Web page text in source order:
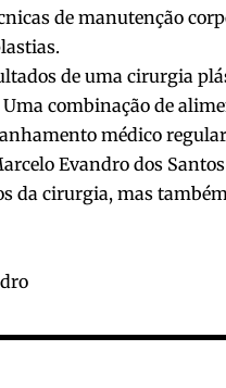
de manutenção
de uma cirurgia
combinação de
médico
Evandro dos
da cirurgia, mas